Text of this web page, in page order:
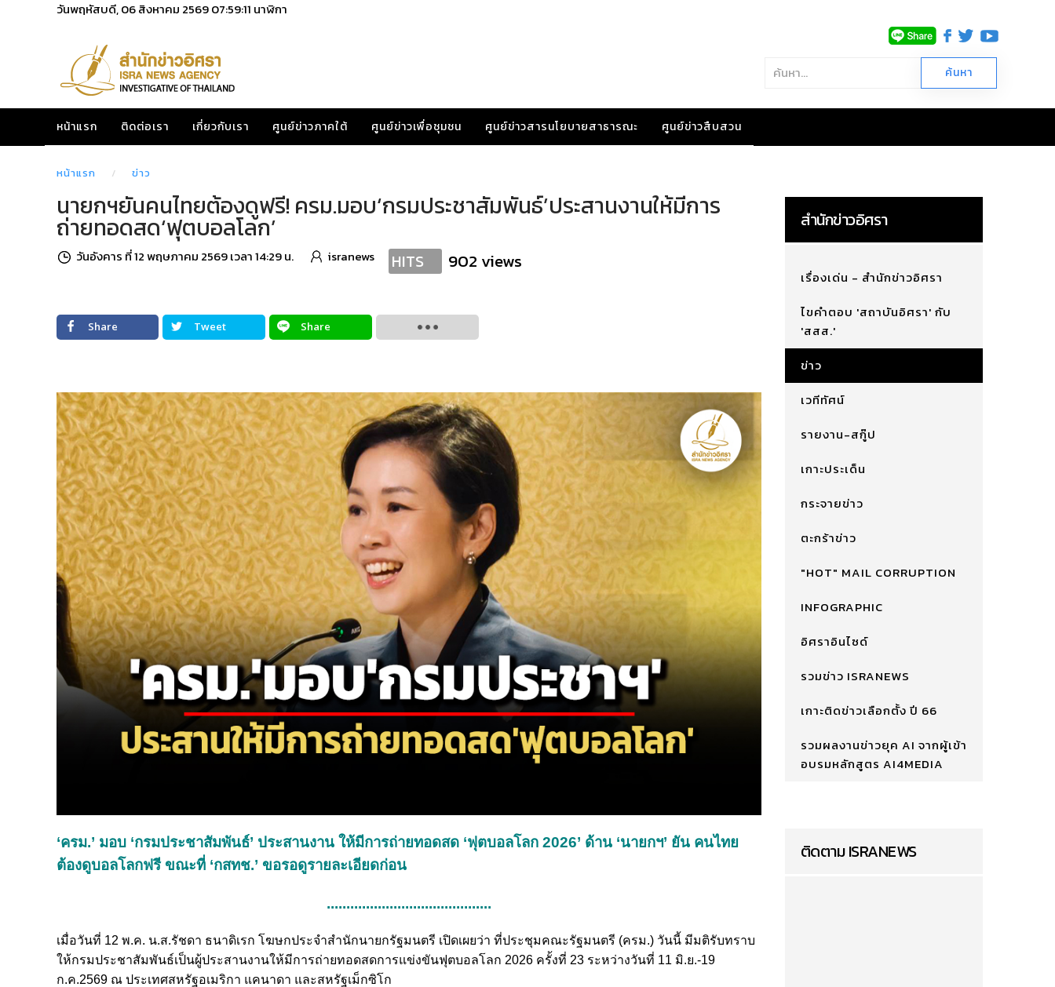
วันพฤหัสบดี, 06 สิงหาคม 256907:59:12นาฬิกา
หน้าแรก ติดต่อเรา เกี่ยวกับเรา ศูนย์ข่าวภาคใต้ ศูนย์ข่าวเพื่อชุมชน ศูนย์ข่าวสารนโยบายสาธารณะ ศูนย์ข่าวสืบสวน
หน้าแรก ข่าว
นายกฯยันคนไทยต้องดูฟรี! ครม.มอบ‘กรมประชาสัมพันธ์’ประสานงานให้มีการ
ถ่ายทอดสด‘ฟุตบอลโลก’
วันอังคาร ที่ 12 พฤษภาคม 2569 เวลา 14:29 น. isranews HITS 902 views
Share Tweet Share
‘ครม.’ มอบ ‘กรมประชาสัมพันธ์’ ประสานงาน ให้มีการถ่ายทอดสด ‘ฟุตบอลโลก 2026’ ด้าน ‘นายกฯ’ ยัน คนไทย
ต้องดูบอลโลกฟรี ขณะที่ ‘กสทช.’ ขอรอดูรายละเอียดก่อน
..........................................
เมื่อวันที่ 12 พ.ค. น.ส.รัชดา ธนาดิเรก โฆษกประจำสำนักนายกรัฐมนตรี เปิดเผยว่า ที่ประชุมคณะรัฐมนตรี (ครม.) วันนี้ มีมติรับทราบ
ให้กรมประชาสัมพันธ์เป็นผู้ประสานงานให้มีการถ่ายทอดสดการแข่งขันฟุตบอลโลก 2026 ครั้งที่ 23 ระหว่างวันที่ 11 มิ.ย.-19
ก.ค.2569 ณ ประเทศสหรัฐอเมริกา แคนาดา และสหรัฐเม็กซิโก
สำนักข่าวอิศรา
เรื่องเด่น - สำนักข่าวอิศรา
ไขคำตอบ 'สถาบันอิศรา' กับ
'สสส.'
ข่าว
เวทีทัศน์
รายงาน-สกู๊ป
เกาะประเด็น
กระจายข่าว
ตะกร้าข่าว
"HOT" MAIL CORRUPTION
INFOGRAPHIC
อิศราอินไซด์
รวมข่าว ISRANEWS
เกาะติดข่าวเลือกตั้ง ปี 66
รวมผลงานข่าวยุค AI จากผู้เข้า
อบรมหลักสูตร AI4MEDIA
ติดตาม ISRANEWS